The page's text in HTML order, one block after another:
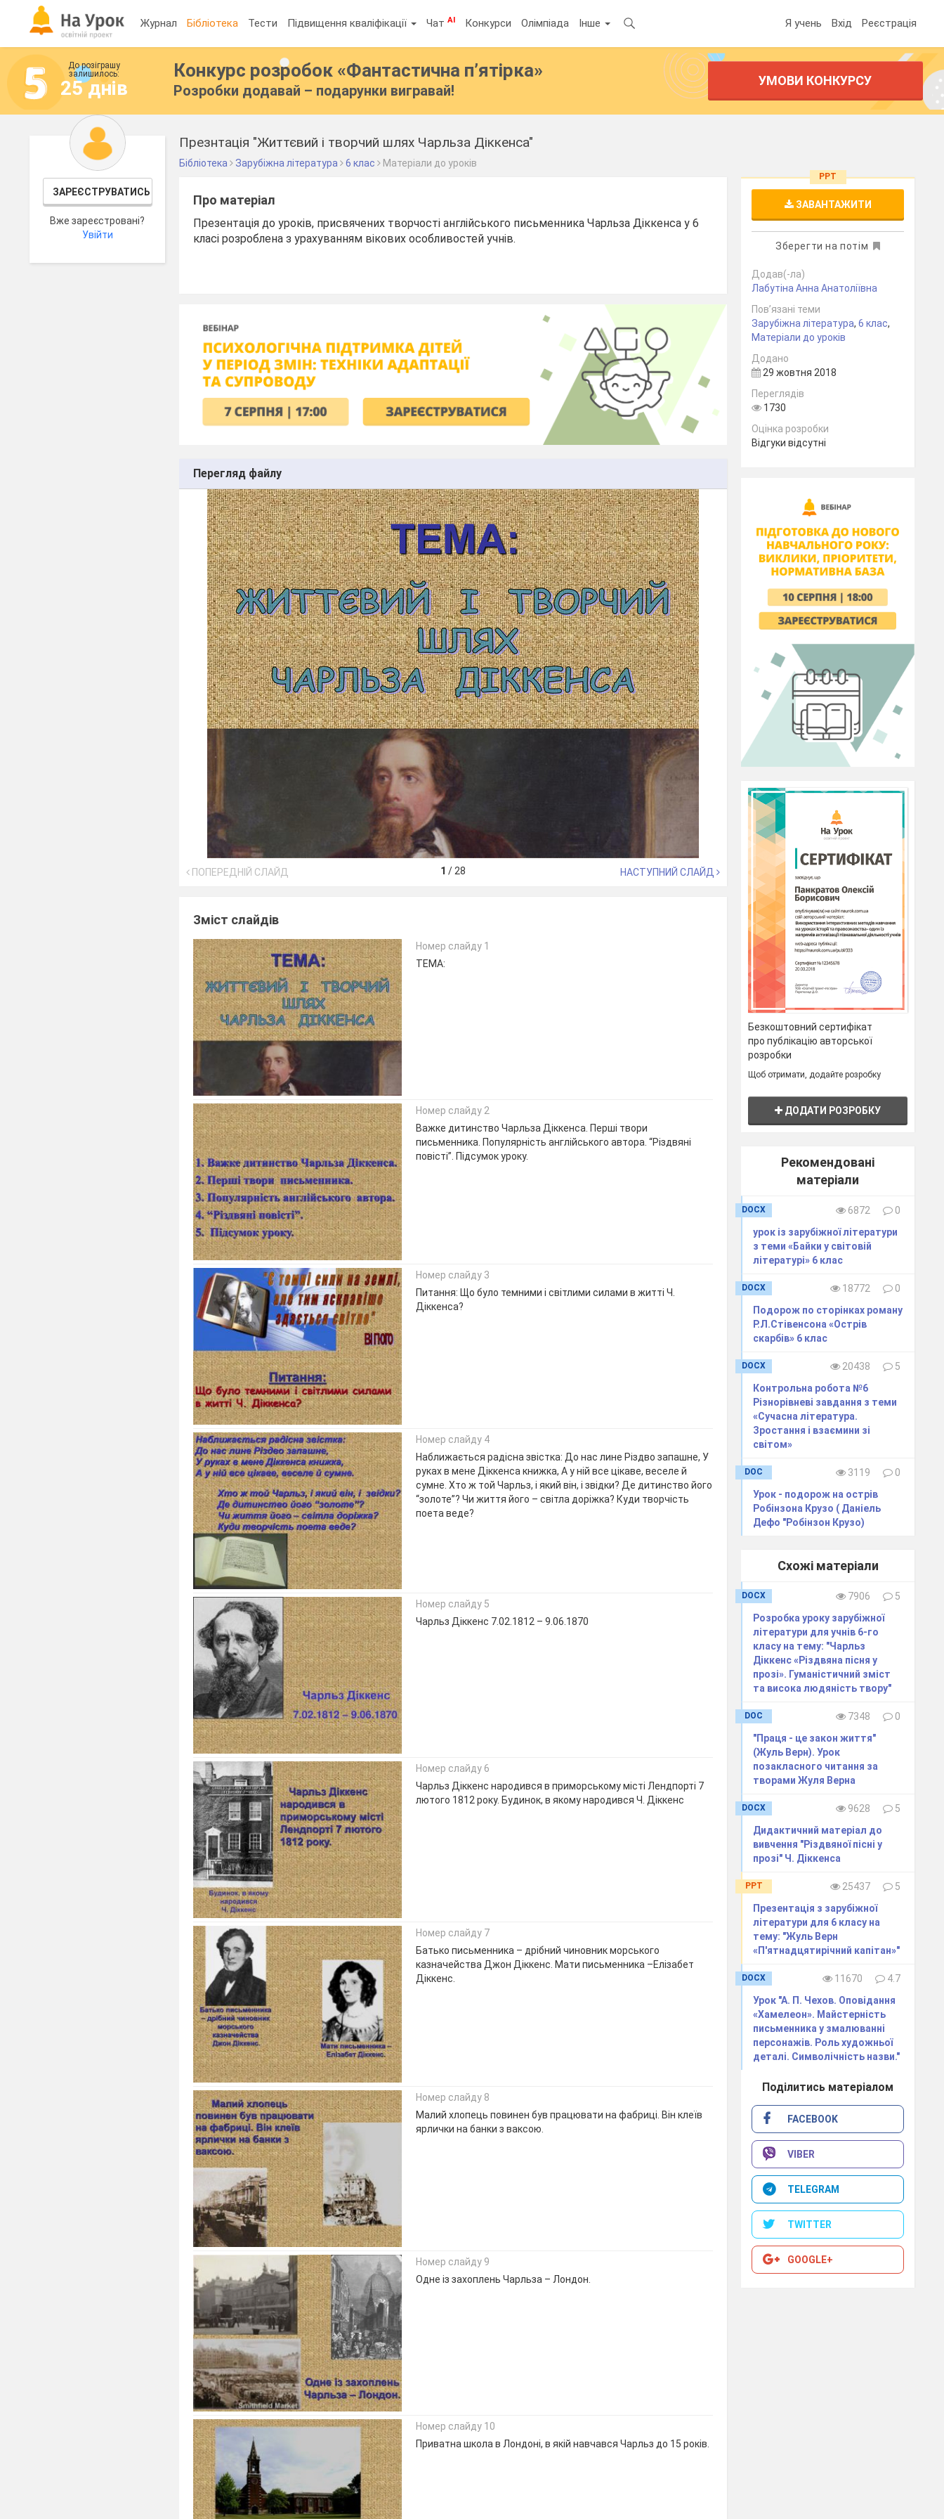
Журнал Бібліотека Тести Підвищення кваліфікації ЧатAI Конкурси Олімпіада Інше Я учень Вхід Реєстрація
До розіграшу
залишилось:
25 днів
Конкурс розробок «Фантастична п’ятірка»
Розробки додавай – подарунки вигравай!
УМОВИ КОНКУРСУ
ЗАРЕЄСТРУВАТИСЬ
Вже зареєстровані?
Увійти
Презнтація "Життєвий і творчий шлях Чарльза Діккенса"
Бібліотека Зарубіжна література 6 клас Матеріали до уроків
Про матеріал
Презентація до уроків, присвячених творчості англійського письменника Чарльза Діккенса у 6
класі розроблена з урахуванням вікових особливостей учнів.
Перегляд файлу
ПОПЕРЕДНІЙ СЛАЙД 1 / 28 НАСТУПНИЙ СЛАЙД
Зміст слайдів
Номер слайду 1
ТЕМА:
Номер слайду 2
Важке дитинство Чарльза Діккенса. Перші твори
письменника. Популярність англійського автора. “Різдвяні
повісті”. Підсумок уроку.
Номер слайду 3
Питання: Що було темними і світлими силами в житті Ч.
Діккенса?
Номер слайду 4
Наближається радісна звістка: До нас лине Різдво запашне, У
руках в мене Діккенса книжка, А у ній все цікаве, веселе й
сумне. Хто ж той Чарльз, і який він, і звідки? Де дитинство його
“золоте”? Чи життя його – світла доріжка? Куди творчість
поета веде?
Номер слайду 5
Чарльз Діккенс 7.02.1812 – 9.06.1870
Номер слайду 6
Чарльз Діккенс народився в приморському місті Лендпорті 7
лютого 1812 року. Будинок, в якому народився Ч. Діккенс
Номер слайду 7
Батько письменника – дрібний чиновник морського
казначейства Джон Діккенс. Мати письменника –Елізабет
Діккенс.
Номер слайду 8
Малий хлопець повинен був працювати на фабриці. Він клеїв
ярлички на банки з ваксою.
Номер слайду 9
Одне із захоплень Чарльза – Лондон.
Номер слайду 10
Приватна школа в Лондоні, в якій навчався Чарльз до 15 років.
PPT
ЗАВАНТАЖИТИ
Зберегти на потім
Додав(-ла)
Лабутіна Анна Анатоліївна
Пов’язані теми
Зарубіжна література,6 клас,
Матеріали до уроків
Додано
29 жовтня 2018
Переглядів
1730
Оцінка розробки
Відгуки відсутні
Безкоштовний сертифікат
про публікацію авторської
розробки
Щоб отримати, додайте розробку
ДОДАТИ РОЗРОБКУ
Рекомендовані
матеріали
DOCX 6872
0
урок із зарубіжної літератури
з теми «Байки у світовій
літературі» 6 клас
DOCX 18772
0
Подорож по сторінках роману
Р.Л.Стівенсона «Острів
скарбів» 6 клас
DOCX 20438
5
Контрольна робота №6
Різнорівневі завдання з теми
«Сучасна література.
Зростання і взаємини зі
світом»
DOC 3119
0
Урок - подорож на острів
Робінзона Крузо ( Даніель
Дефо "Робінзон Крузо)
Схожі матеріали
DOCX 7906
5
Розробка уроку зарубіжної
літератури для учнів 6-го
класу на тему: "Чарльз
Діккенс «Різдвяна пісня у
прозі». Гуманістичний зміст
та висока людяність твору"
DOC 7348
0
"Праця - це закон життя"
(Жуль Верн). Урок
позакласного читання за
творами Жуля Верна
DOCX 9628
5
Дидактичний матеріал до
вивчення "Різдвяної пісні у
прозі" Ч. Діккенса
PPT 25437
5
Презентація з зарубіжної
літератури для 6 класу на
тему: "Жуль Верн
«П'ятнадцятирічний капітан»"
DOCX 11670
4.7
Урок "А. П. Чехов. Оповідання
«Хамелеон». Майстерність
письменника у змалюванні
персонажів. Роль художньої
деталі. Символічність назви."
Поділитись матеріалом
FACEBOOK
VIBER
TELEGRAM
TWITTER
GOOGLE+